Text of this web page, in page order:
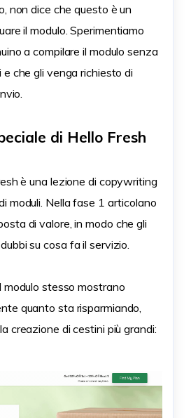
non dice che questo è un
il modulo. Sperimentiamo
a compilare il modulo senza
e che gli venga richiesto di
di Hello Fresh
è una lezione di copywriting
moduli. Nella fase 1 articolano
di valore, in modo che gli
su cosa fa il servizio.
modulo stesso mostrano
quanto sta risparmiando,
creazione di cestini più grandi: